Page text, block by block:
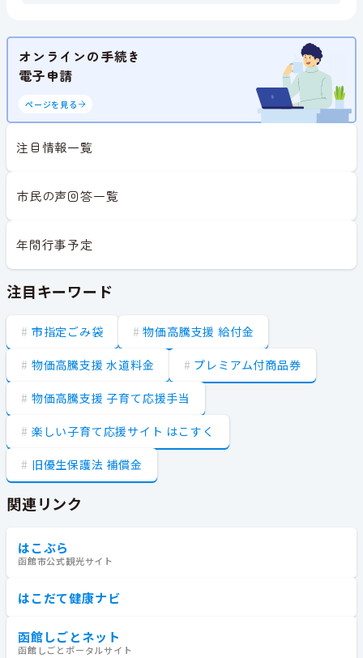
オンラインの手続き
電子申請
ページを見る
注目情報一覧
市民の声回答一覧
年間行事予定
注目キーワード
市指定ごみ袋 物価高騰支援 給付金
物価高騰支援 水道料金 プレミアム付商品券
物価高騰支援 子育て応援手当
楽しい子育て応援サイト はこすく
旧優生保護法 補償金
関連リンク
はこぶら
函館市公式観光サイト
はこだて健康ナビ
函館しごとネット
函館しごとポータルサイト